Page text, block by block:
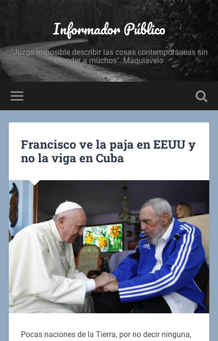
Informador Público
"Juzgo imposible describir las cosas contemporáneas sin
ofender a muchos". Maquiavelo
Francisco ve la paja en EEUU y
no la viga en Cuba
Pocas naciones de la Tierra, por no decir ninguna,